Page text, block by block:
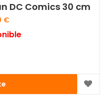
DC Comics 30 cm
€